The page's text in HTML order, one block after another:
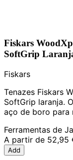
Fiskars
SoftGrip
Fiskars
Tenazes Fiskars
SoftGrip laranja.
aço de boro para
Ferramentas de
A partir de 52,95
Add